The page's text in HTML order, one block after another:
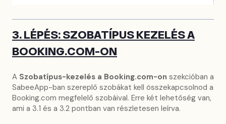
3. LÉPÉS: SZOBATÍPUS KEZELÉS A
BOOKING.COM-ON
A Szobatípus-kezelés a Booking.com-on szekcióban a
SabeeApp-ban szereplő szobákat kell összekapcsolnod a
Booking.com megfelelő szobáival. Erre két lehetőség van,
ami a 3.1 és a 3.2 pontban van részletesen leírva.